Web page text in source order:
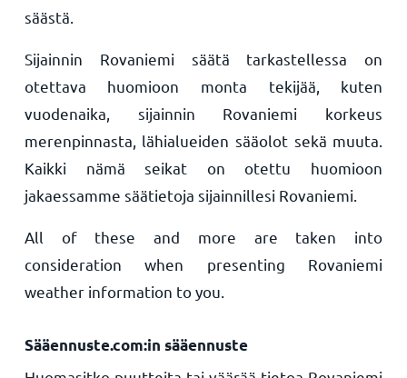
säästä.
Sijainnin Rovaniemi säätä tarkastellessa on
otettava huomioon monta tekijää, kuten
vuodenaika, sijainnin Rovaniemi korkeus
merenpinnasta, lähialueiden sääolot sekä muuta.
Kaikki nämä seikat on otettu huomioon
jakaessamme säätietoja sijainnillesi Rovaniemi.
All of these and more are taken into
consideration when presenting Rovaniemi
weather information to you.
Sääennuste.com:in sääennuste